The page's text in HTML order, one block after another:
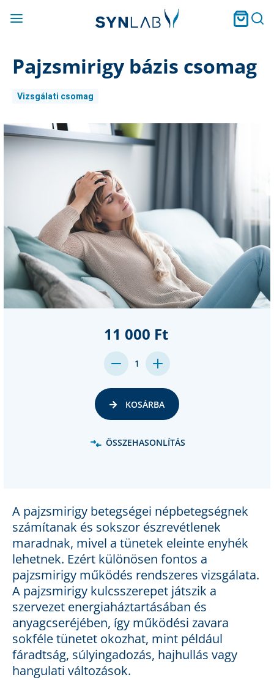
Pajzsmirigy bázis csomag
Vizsgálati csomag
A pajzsmirigy betegségei népbetegségnek
számítanak és sokszor észrevétlenek
maradnak, mivel a tünetek eleinte enyhék
lehetnek. Ezért különösen fontos a
pajzsmirigy működés rendszeres vizsgálata.
A pajzsmirigy kulcsszerepet játszik a
szervezet energiaháztartásában és
anyagcseréjében, így működési zavara
sokféle tünetet okozhat, mint például
fáradtság, súlyingadozás, hajhullás vagy
hangulati változások.
Current
Stock:
11 000 Ft
DECREASE
QUANTITY:
1
INCREASE
QUANTITY:
KOSÁRBA
ÖSSZEHASONLÍTÁS